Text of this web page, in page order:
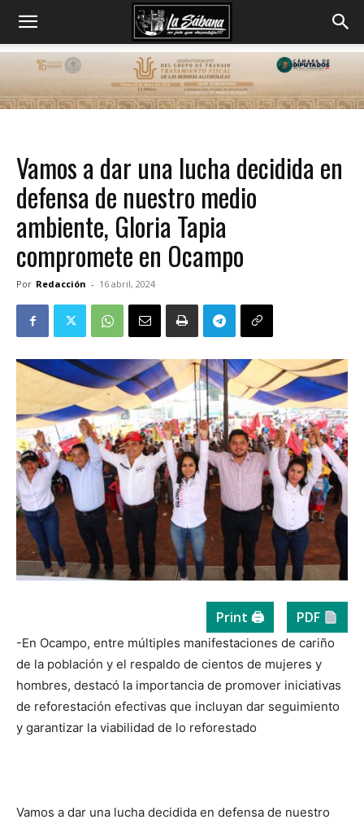
Vamos a dar una lucha decidida en
defensa de nuestro medio
ambiente, Gloria Tapia
compromete en Ocampo
Por Redacción - 16 abril, 2024
Print 🖨 PDF
-En Ocampo, entre múltiples manifestaciones de cariño
de la población y el respaldo de cientos de mujeres y
hombres, destacó la importancia de promover iniciativas
de reforestación efectivas que incluyan dar seguimiento
y garantizar la viabilidad de lo reforestado
Vamos a dar una lucha decidida en defensa de nuestro